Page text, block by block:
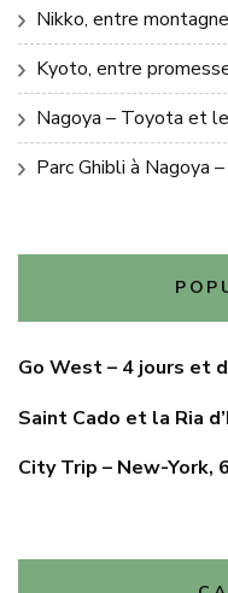
Nikko, entre
Kyoto, entre
Nagoya – Toyota et
Parc Ghibli à Nagoya
Go West – 4 jours et
Saint Cado et la Ria
City Trip – New-York,